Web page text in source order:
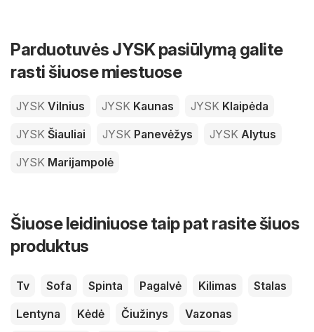
Parduotuvės JYSK pasiūlymą galite
rasti šiuose miestuose
JYSK Vilnius JYSK Kaunas JYSK Klaipėda
JYSK Šiauliai JYSK Panevėžys JYSK Alytus
JYSK Marijampolė
Šiuose leidiniuose taip pat rasite šiuos
produktus
Tv Sofa Spinta Pagalvė Kilimas
Stalas
Lentyna
Kėdė Čiužinys
Vazonas